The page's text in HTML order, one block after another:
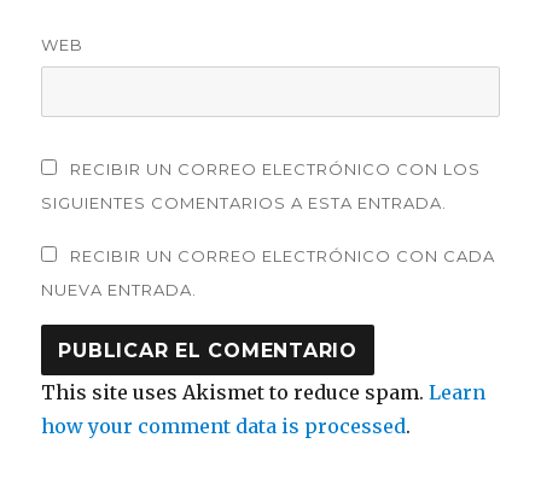
WEB
RECIBIR UN CORREO ELECTRÓNICO CON LOS
SIGUIENTES COMENTARIOS A ESTA ENTRADA.
RECIBIR UN CORREO ELECTRÓNICO CON CADA
NUEVA ENTRADA.
This site uses Akismet to reduce spam.Learn
how your comment data is processed.